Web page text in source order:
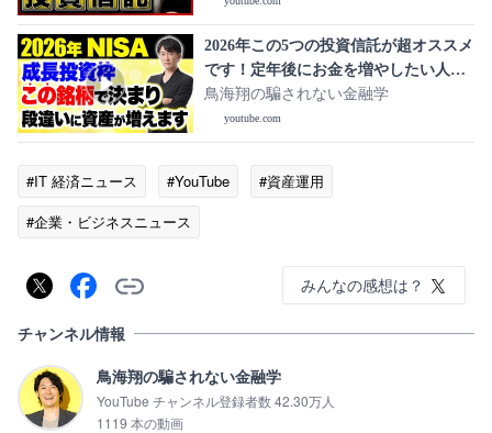
2026年この5つの投資信託が超オススメ
です！定年後にお金を増やしたい人に
向けて投資先について解説します！
鳥海翔の騙されない金融学
youtube.com
#IT 経済ニュース #YouTube
#資産運用
#企業・ビジネスニュース
みんなの感想は？
チャンネル情報
鳥海翔の騙されない金融学
YouTube チャンネル登録者数 42.30万人
1119 本の動画